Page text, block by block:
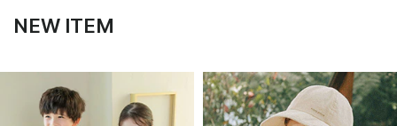
NEW ITEM